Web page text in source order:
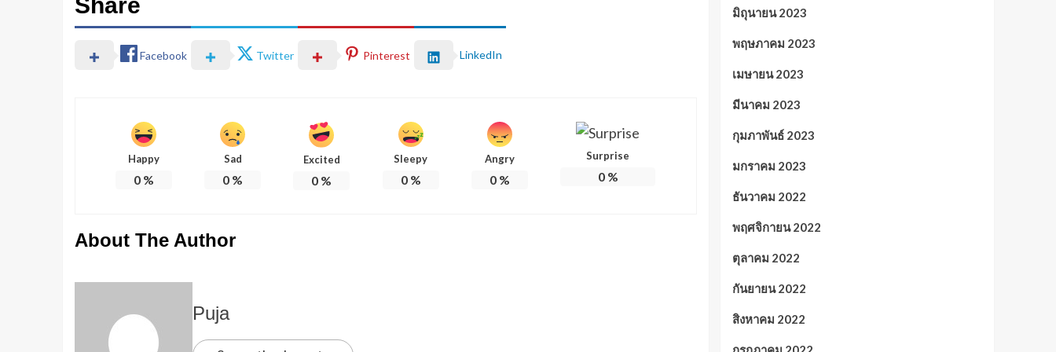
Share
Facebook Twitter Pinterest LinkedIn
Happy
0%
Sad
0 %
Excited
0 %
Sleepy
0%
Angry
0%
Surprise
0%
About The Author
Puja
มิถุนายน 2023
พฤษภาคม 2023
เมษายน 2023
มีนาคม 2023
กุมภาพันธ์ 2023
มกราคม 2023
ธันวาคม 2022
พฤศจิกายน 2022
ตุลาคม 2022
กันยายน 2022
สิงหาคม 2022